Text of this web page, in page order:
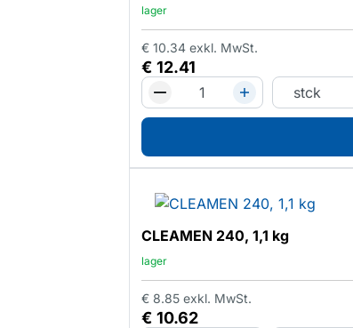
lager
€ 12.41
€ 10.34 exkl. MwSt.
CLEAMEN 240, 1,1 kg
lager
€ 10.62
€ 8.85 exkl. MwSt.